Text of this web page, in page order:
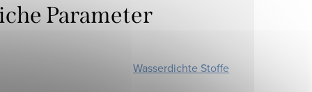
Parameter
Wasserdichte Stoffe